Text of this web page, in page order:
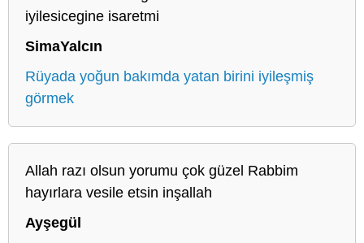
iyilesicegine isaretmi
SimaYalcın
Rüyada yoğun bakımda yatan birini iyileşmiş
görmek
Allah razı olsun yorumu çok güzel Rabbim
hayırlara vesile etsin inşallah
Ayşegül